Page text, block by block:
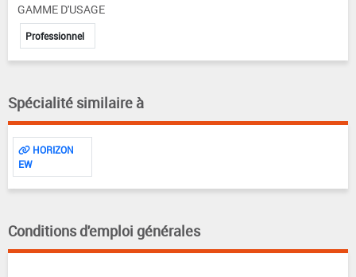
GAMME D'USAGE
Professionnel
Spécialité similaire à
HORIZON
EW
Conditions d'emploi générales